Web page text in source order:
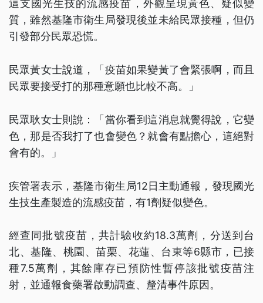
這支國光生技的流感疫苗，外觀呈現黃色、疑似變
質，雖然基隆市衛生局發現後並未給民眾接種，但仍
引發部分民眾恐慌。
民眾黃女士說道，「疫苗如果變黃了會緊張啊，而且
民眾要接受打的那種意願也比較不高。」
民眾耿女士則說：「當你看到這消息就覺得說，它變
色，那是否我打了也會變色？就會有點擔心，這絕對
會有的。」
疾管署表示，基隆市衛生局12日主動通報，發現國光
生技生產製造的流感疫苗，有1劑疑似變色。
經查同批號疫苗，共計驗收約18.3萬劑，分送到台
北、基隆、桃園、苗栗、花蓮、台東等6縣市，已接
種7.5萬劑，其餘庫存已預防性暫停該批號疫苗注
射，並通報食藥署啟動調查、釐清事件原因。